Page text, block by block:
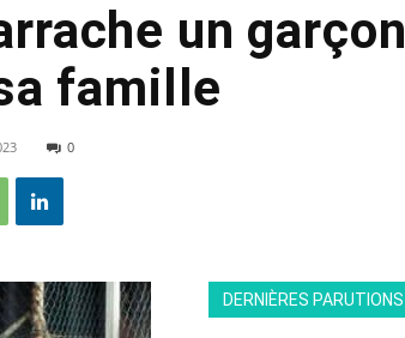
un garçon
famille
0
DERNIÈRES PARUTIONS